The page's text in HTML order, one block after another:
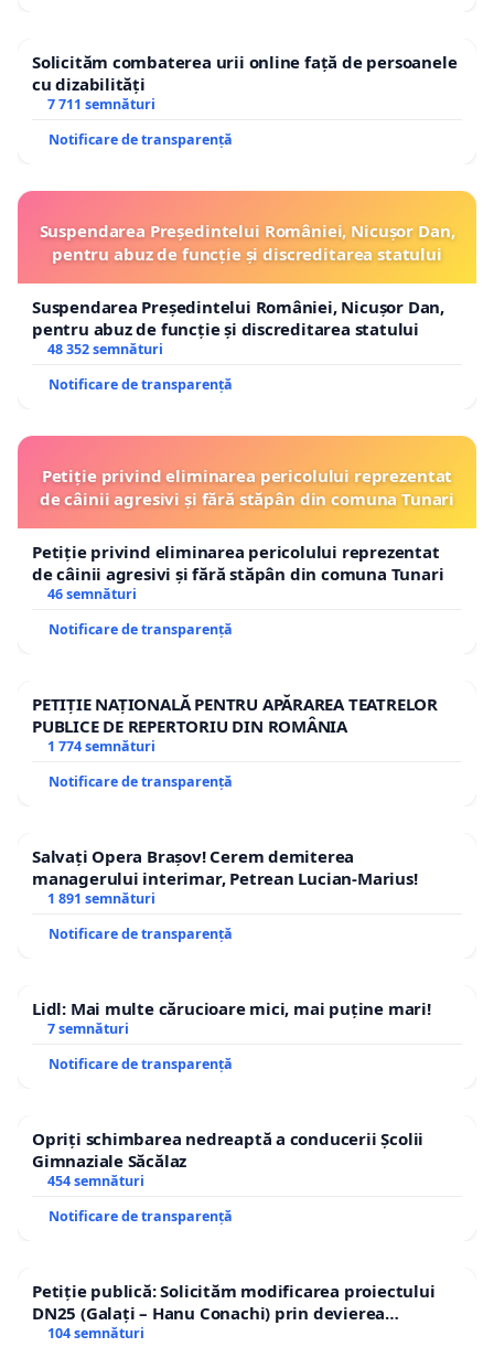
Solicităm combaterea urii online față de persoanele
cu dizabilități
7 711 semnături
Notificare de transparență
Suspendarea Președintelui României, Nicușor Dan,
pentru abuz de funcție și discreditarea statului
Suspendarea Președintelui României, Nicușor Dan,
pentru abuz de funcție și discreditarea statului
48 352 semnături
Notificare de transparență
Petiție privind eliminarea pericolului reprezentat
de câinii agresivi și fără stăpân din comuna Tunari
Petiție privind eliminarea pericolului reprezentat
de câinii agresivi și fără stăpân din comuna Tunari
46 semnături
Notificare de transparență
PETIȚIE NAȚIONALĂ PENTRU APĂRAREA TEATRELOR
PUBLICE DE REPERTORIU DIN ROMÂNIA
1 774 semnături
Notificare de transparență
Salvați Opera Brașov! Cerem demiterea
managerului interimar, Petrean Lucian-Marius!
1 891 semnături
Notificare de transparență
Lidl: Mai multe cărucioare mici, mai puține mari!
7 semnături
Notificare de transparență
Opriți schimbarea nedreaptă a conducerii Școlii
Gimnaziale Săcălaz
454 semnături
Notificare de transparență
Petiție publică: Solicităm modificarea proiectului
DN25 (Galați – Hanu Conachi) prin devierea
traseului în afara localităților!
104 semnături